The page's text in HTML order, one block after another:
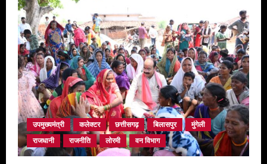
उपमुख्यमंत्री कलेक्टर छत्तीसगढ़ बिलासपुर
मुंगेली
राजधानी
राजनीति लोरमी वन विभाग